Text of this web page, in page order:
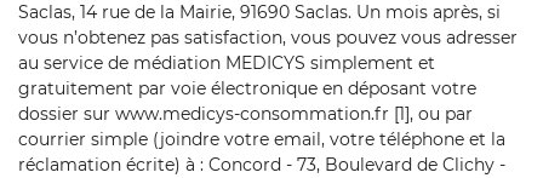
Saclas, 14 rue de la Mairie, 91690 Saclas. Un mois après, si
vous n’obtenez pas satisfaction, vous pouvez vous adresser
au service de médiation MEDICYS simplement et
gratuitement par voie électronique en déposant votre
dossier sur www.medicys-consommation.fr [1], ou par
courrier simple (joindre votre email, votre téléphone et la
réclamation écrite) à : Concord - 73, Boulevard de Clichy -